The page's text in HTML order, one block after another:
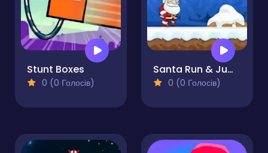
Stunt Boxes
0 (0 Голосів)
Santa Run & Jump
0 (0 Голосів)